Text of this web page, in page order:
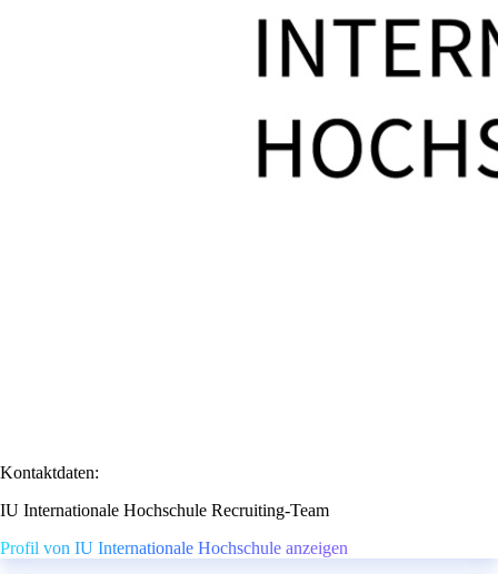
Kontaktdaten:
IU Internationale Hochschule Recruiting-Team
Profil von IU Internationale Hochschule anzeigen